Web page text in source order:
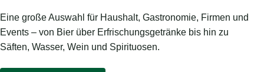
Eine große Auswahl für Haushalt, Gastronomie, Firmen und
Events – von Bier über Erfrischungsgetränke bis hin zu
Säften, Wasser, Wein und Spirituosen.